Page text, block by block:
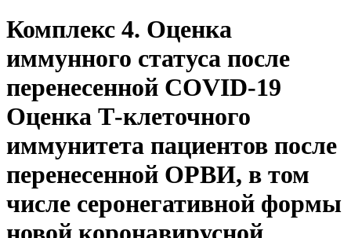
Комплекс 4. Оценка
иммунного статуса после
перенесенной COVID-19
Оценка Т-клеточного
иммунитета пациентов после
перенесенной ОРВИ, в том
числе серонегативной формы